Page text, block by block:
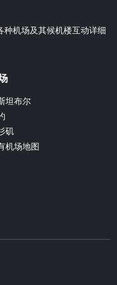
机场及其候机楼互动详细
坦布尔
矶
机场地图